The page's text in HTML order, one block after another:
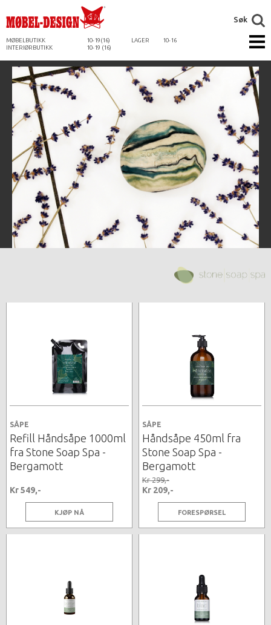
MØBELBUTIKK 10-19(16) LAGER
10-16
INTERIØRBUTIKK
10-19 (16)
Søk
SÅPE
Refill Håndsåpe 1000ml
fra Stone Soap Spa -
Bergamott
Kr 549,-
KJØP NÅ
SÅPE
Håndsåpe 450ml fra
Stone Soap Spa -
Bergamott
Kr 299,-
Kr 209,-
FORESPØRSEL